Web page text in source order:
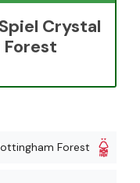
Crystal
Forest